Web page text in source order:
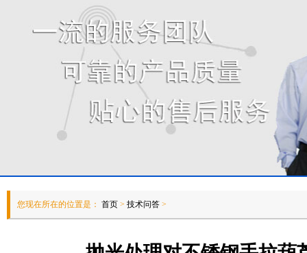
您现在所在的位置是： 首页 > 技术问答 >